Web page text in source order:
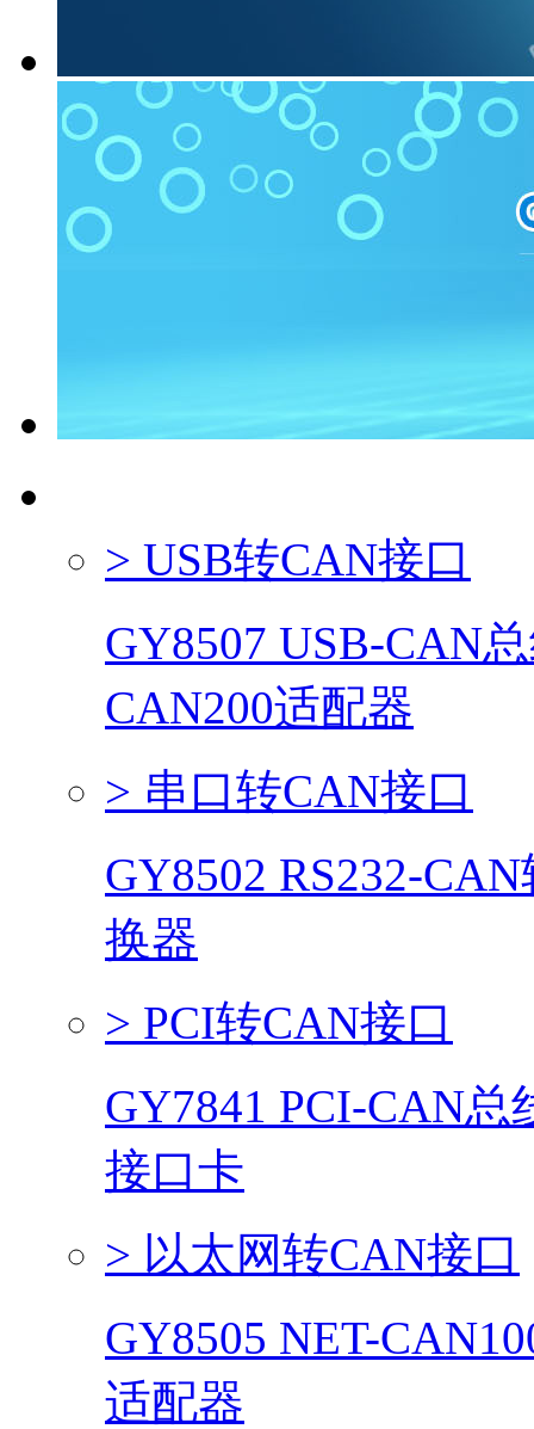
> USB转CAN接口
GY8507 USB-CAN
CAN200适配器
> 串口转CAN接口
GY8502 RS232-
换器
> PCI转CAN接口
GY7841 PCI-CAN总
接口卡
> 以太网转CAN接口
GY8505 NET-
适配器